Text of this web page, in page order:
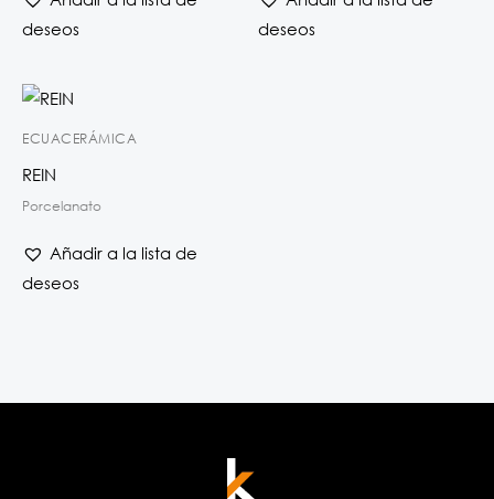
deseos
deseos
ECUACERÁMICA
REIN
Porcelanato
Añadir a la lista de
deseos